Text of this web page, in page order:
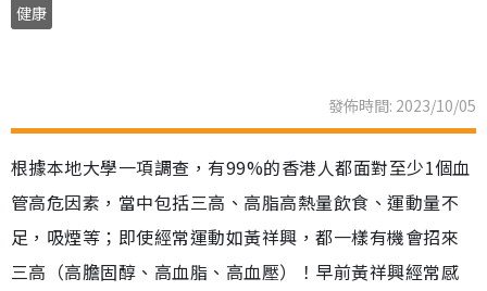
健康
發佈時間: 2023/10/05
根據本地大學一項調查，有99%的香港人都面對至少1個血
管高危因素，當中包括三高、高脂高熱量飲食、運動量不
足，吸煙等；即使經常運動如黃祥興，都一樣有機會招來
三高（高膽固醇、高血脂、高血壓）！早前黃祥興經常感